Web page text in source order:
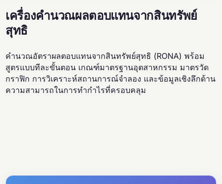
เครื่องคำนวณผลตอบแทนจากสินทรัพย์
สุทธิ
คำนวณอัตราผลตอบแทนจากสินทรัพย์สุทธิ (RONA) พร้อม
สูตรแบบทีละขั้นตอน เกณฑ์มาตรฐานอุตสาหกรรม มาตรวัด
กราฟิก การวิเคราะห์สถานการณ์จำลอง และข้อมูลเชิงลึกด้าน
ความสามารถในการทำกำไรที่ครอบคลุม